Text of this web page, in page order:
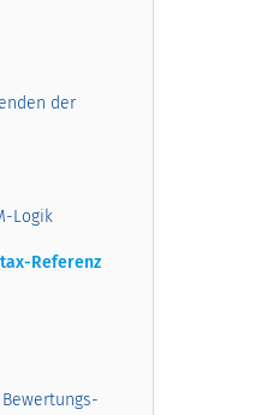
der
Logik
Referenz